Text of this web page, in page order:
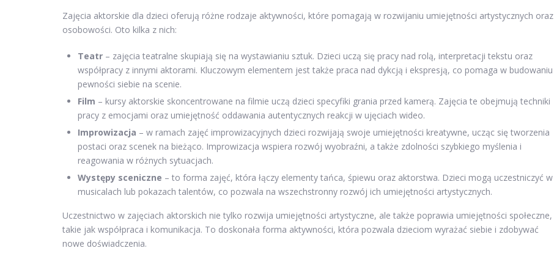
Zajęcia aktorskie dla dzieci oferują różne rodzaje aktywności, które pomagają w rozwijaniu umiejętności artystycznych oraz
osobowości. Oto kilka z nich:
Teatr – zajęcia teatralne skupiają się na wystawianiu sztuk. Dzieci uczą się pracy nad rolą, interpretacji tekstu oraz
współpracy z innymi aktorami. Kluczowym elementem jest także praca nad dykcją i ekspresją, co pomaga w budowaniu
pewności siebie na scenie.
Film – kursy aktorskie skoncentrowane na filmie uczą dzieci specyfiki grania przed kamerą. Zajęcia te obejmują techniki
pracy z emocjami oraz umiejętność oddawania autentycznych reakcji w ujęciach wideo.
Improwizacja – w ramach zajęć improwizacyjnych dzieci rozwijają swoje umiejętności kreatywne, ucząc się tworzenia
postaci oraz scenek na bieżąco. Improwizacja wspiera rozwój wyobraźni, a także zdolności szybkiego myślenia i
reagowania w różnych sytuacjach.
Występy sceniczne – to forma zajęć, która łączy elementy tańca, śpiewu oraz aktorstwa. Dzieci mogą uczestniczyć w
musicalach lub pokazach talentów, co pozwala na wszechstronny rozwój ich umiejętności artystycznych.
Uczestnictwo w zajęciach aktorskich nie tylko rozwija umiejętności artystyczne, ale także poprawia umiejętności społeczne,
takie jak współpraca i komunikacja. To doskonała forma aktywności, która pozwala dzieciom wyrażać siebie i zdobywać
nowe doświadczenia.